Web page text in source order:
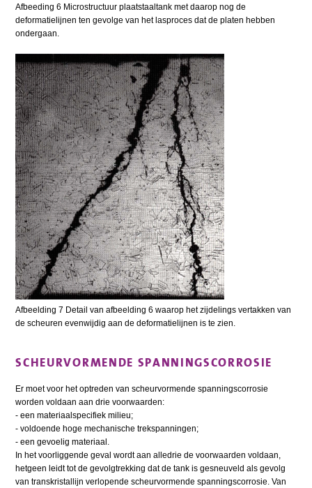
Afbeeding 6 Microstructuur plaatstaaltank met daarop nog de
deformatielijnen ten gevolge van het lasproces dat de platen hebben
ondergaan.
Afbeelding 7 Detail van afbeelding 6 waarop het zijdelings vertakken van
de scheuren evenwijdig aan de deformatielijnen is te zien.
SCHEURVORMENDE SPANNINGSCORROSIE
Er moet voor het optreden van scheurvormende spanningscorrosie
worden voldaan aan drie voorwaarden:
- een materiaalspecifiek milieu;
- voldoende hoge mechanische trekspanningen;
- een gevoelig materiaal.
In het voorliggende geval wordt aan alledrie de voorwaarden voldaan,
hetgeen leidt tot de gevolgtrekking dat de tank is gesneuveld als gevolg
van transkristallijn verlopende scheurvormende spanningscorrosie. Van